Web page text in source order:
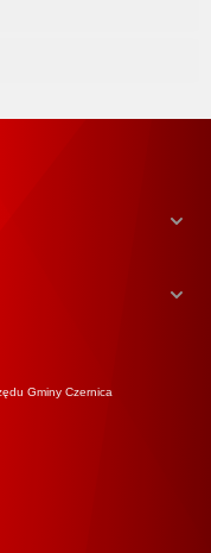
Gminy Czernica